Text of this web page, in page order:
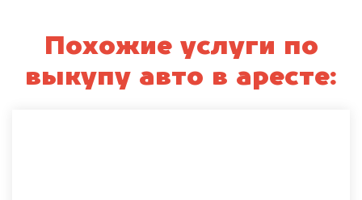
Похожие услуги по
выкупу авто в аресте: